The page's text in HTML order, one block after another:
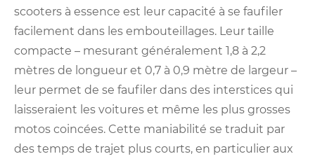
scooters à essence est leur capacité à se faufiler
facilement dans les embouteillages. Leur taille
compacte – mesurant généralement 1,8 à 2,2
mètres de longueur et 0,7 à 0,9 mètre de largeur –
leur permet de se faufiler dans des interstices qui
laisseraient les voitures et même les plus grosses
motos coincées. Cette maniabilité se traduit par
des temps de trajet plus courts, en particulier aux